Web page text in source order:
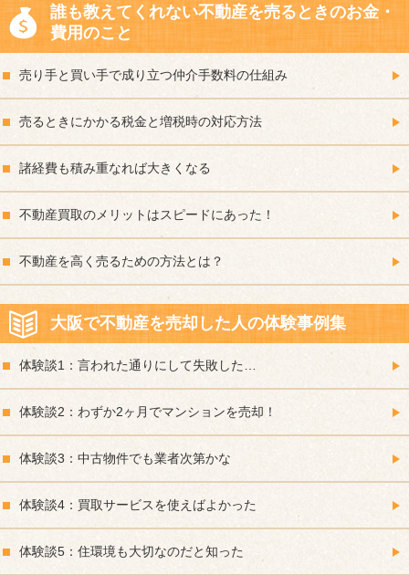
誰も教えてくれない不動産を売るときのお金・
費用のこと
売り手と買い手で成り立つ仲介手数料の仕組み
売るときにかかる税金と増税時の対応方法
諸経費も積み重なれば大きくなる
不動産買取のメリットはスピードにあった！
不動産を高く売るための方法とは？
大阪で不動産を売却した人の体験事例集
体験談1：言われた通りにして失敗した…
体験談2：わずか2ヶ月でマンションを売却！
体験談3：中古物件でも業者次第かな
体験談4：買取サービスを使えばよかった
体験談5：住環境も大切なのだと知った